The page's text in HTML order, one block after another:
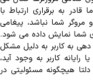
به برقراری ارتباط با
مروگر شما نباشد، پیغامی
شما نمایش داده می شود.
به کاربر به دلیل مشکل
رایانه کاربر به وجود آید،
هیچگونه مسئولیتی در